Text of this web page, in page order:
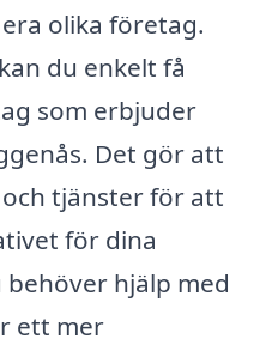
olika företag.
du enkelt få
som erbjuder
Det gör att
tjänster för att
för dina
hjälp med
ett mer